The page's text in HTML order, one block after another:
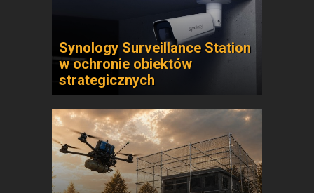
Synology Surveillance Station
w ochronie obiektów
strategicznych